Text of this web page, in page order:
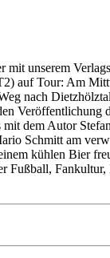
unserem
auf Tour: Am
nach
Veröffentlichung
dem Autor
Schmitt am
kühlen Bier
Fußball,